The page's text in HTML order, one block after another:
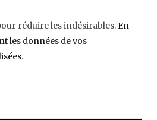
réduire les indésirables.En
les données de vos
.